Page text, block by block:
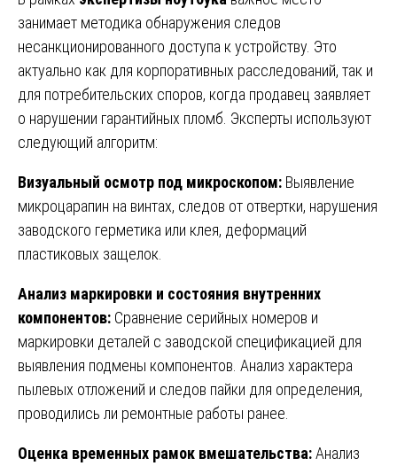
занимает методика обнаружения следов
несанкционированного доступа к устройству. Это
актуально как для корпоративных расследований, так и
для потребительских споров, когда продавец заявляет
о нарушении гарантийных пломб. Эксперты используют
следующий алгоритм:
Визуальный осмотр под микроскопом: Выявление
микроцарапин на винтах, следов от отвертки, нарушения
заводского герметика или клея, деформаций
пластиковых защелок.
Анализ маркировки и состояния внутренних
компонентов: Сравнение серийных номеров и
маркировки деталей с заводской спецификацией для
выявления подмены компонентов. Анализ характера
пылевых отложений и следов пайки для определения,
проводились ли ремонтные работы ранее.
Оценка временных рамок вмешательства:Анализ